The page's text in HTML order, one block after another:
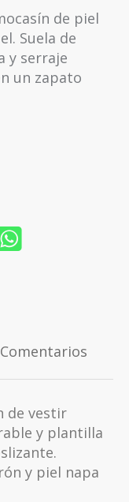
de piel
Suela de
y serraje
un zapato
Comentarios
de vestir
y plantilla
y piel napa